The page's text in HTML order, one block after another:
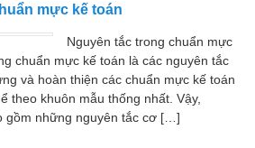
mực kế toán
Nguyên tắc trong chuẩn mực
chuẩn mực kế toán là các nguyên tắc
và hoàn thiện các chuẩn mực kế toán
theo khuôn mẫu thống nhất. Vậy,
gồm những nguyên tắc cơ […]